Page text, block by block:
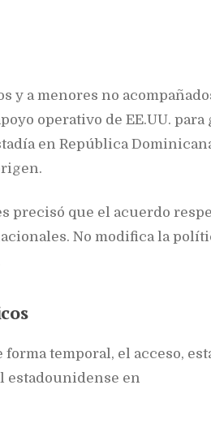
y a menores no
operativo de EE.UU.
en República
precisó que el acuerdo
No modifica la
temporal, el acceso,
estadounidense en